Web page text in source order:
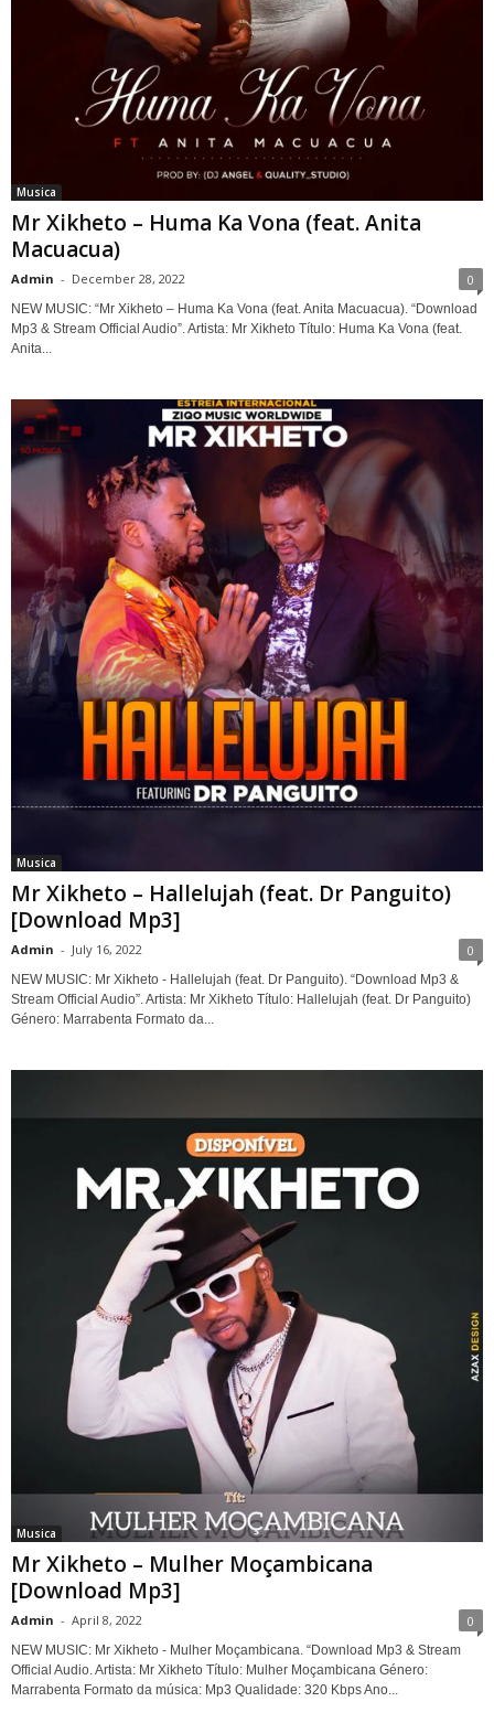
Musica
Mr Xikheto – Huma Ka Vona (feat. Anita
Macuacua)
Admin - December 28, 2022 0
NEW MUSIC: “Mr Xikheto – Huma Ka Vona (feat. Anita Macuacua). “Download
Mp3 & Stream Official Audio”. Artista: Mr Xikheto Título: Huma Ka Vona (feat.
Anita...
Musica
Mr Xikheto – Hallelujah (feat. Dr Panguito)
[Download Mp3]
Admin - July 16, 2022 0
NEW MUSIC: Mr Xikheto - Hallelujah (feat. Dr Panguito). “Download Mp3 &
Stream Official Audio”. Artista: Mr Xikheto Título: Hallelujah (feat. Dr Panguito)
Género: Marrabenta Formato da...
Musica
Mr Xikheto – Mulher Moçambicana
[Download Mp3]
Admin - April 8, 2022 0
NEW MUSIC: Mr Xikheto - Mulher Moçambicana. “Download Mp3 & Stream
Official Audio. Artista: Mr Xikheto Título: Mulher Moçambicana Género:
Marrabenta Formato da música: Mp3 Qualidade: 320 Kbps Ano...